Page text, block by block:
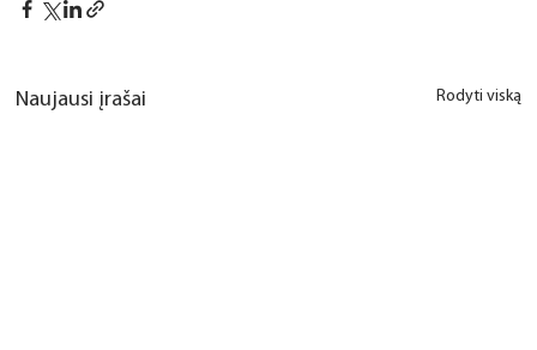
Naujausi įrašai Rodyti viską